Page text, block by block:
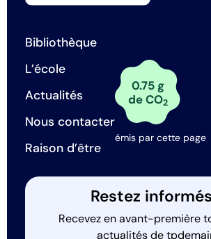
Bibliothèque
L’école
Actualités
Nous contacter
Raison d’être
0.75 g
de CO2
émis par cette page
Restez
Recevez en avant-première
actualités de